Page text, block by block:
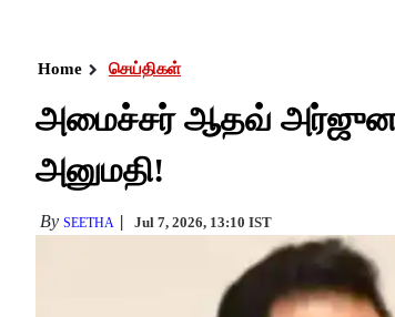
Home செய்திகள்
அமைச்சர் ஆதவ் அர்ஜுனா
அனுமதி!
By SEETHA Jul 7, 2026, 13:10 IST